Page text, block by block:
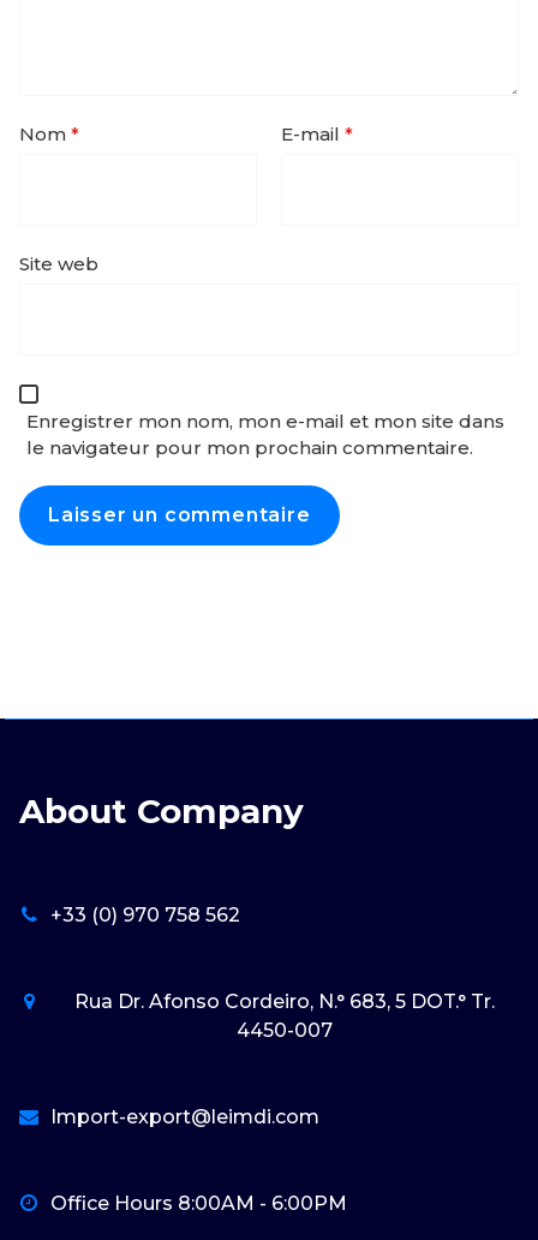
Nom * E-mail *
Site web
Enregistrer mon nom, mon e-mail et mon site dans
le navigateur pour mon prochain commentaire.
About Company
+33 (0) 970 758 562
Rua Dr. Afonso Cordeiro, N.° 683, 5 DOT.° Tr.
4450-007
Import-export@leimdi.com
Office Hours 8:00AM - 6:00PM